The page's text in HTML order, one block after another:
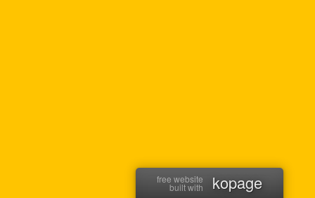
free website
built with kopage